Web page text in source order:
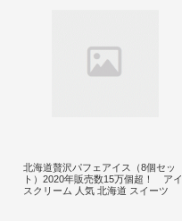
北海道贅沢パフェアイス（8個セッ
ト）2020年販売数15万個超！ アイ
スクリーム 人気 北海道 スイーツ